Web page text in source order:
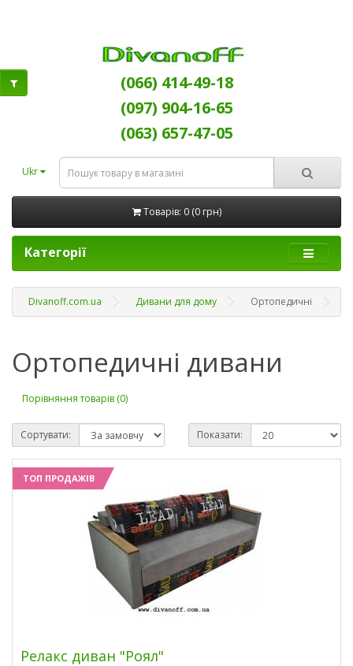
(066) 414-49-18
(097) 904-16-65
(063) 657-47-05
Ukr
Товарів: 0 (0 грн)
Категорії
Divanoff.com.ua Дивани для дому Ортопедичні
Ортопедичні дивани
Порівняння товарів (0)
Сортувати: Показати:
ТОП ПРОДАЖІВ
Релакс диван "Роял"